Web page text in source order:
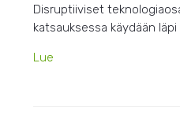
Disruptiiviset
katsauksessa käydään
Lue